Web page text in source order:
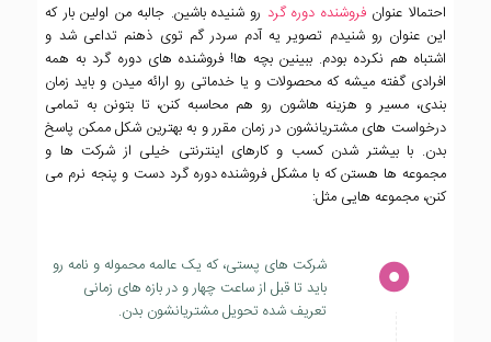
احتمالا عنوانفروشنده دوره گرد رو شنیده باشین. جالبه من اولین بار که
این عنوان رو شنیدم تصویر یه آدم سردر گم توی ذهنم تداعی شد و
اشتباه هم نکرده بودم. ببینین بچه ها! فروشنده های دوره گرد به همه
افرادی گفته میشه که محصولات و یا خدماتی رو ارائه میدن و باید زمان
بندی، مسیر و هزینه هاشون رو هم محاسبه کنن، تا بتونن به تمامی
درخواست های مشتریانشون در زمان مقرر و به بهترین شکل ممکن پاسخ
بدن. با بیشتر شدن کسب و کارهای اینترنتی خیلی از شرکت ها و
مجموعه ها هستن که با مشکل فروشنده دوره گرد دست و پنجه نرم می
کنن، مجموعه هایی مثل:
شرکت های پستی، که یک عالمه محموله و نامه رو
باید تا قبل از ساعت چهار و در بازه های زمانی
تعریف شده تحویل مشتریانشون بدن.